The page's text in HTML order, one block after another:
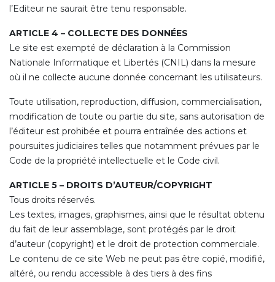
l’Editeur ne saurait être tenu responsable.
ARTICLE 4 – COLLECTE DES DONNÉES
Le site est exempté de déclaration à la Commission
Nationale Informatique et Libertés (CNIL) dans la mesure
où il ne collecte aucune donnée concernant les utilisateurs.
Toute utilisation, reproduction, diffusion, commercialisation,
modification de toute ou partie du site, sans autorisation de
l’éditeur est prohibée et pourra entraînée des actions et
poursuites judiciaires telles que notamment prévues par le
Code de la propriété intellectuelle et le Code civil.
ARTICLE 5 – DROITS D’AUTEUR/COPYRIGHT
Tous droits réservés.
Les textes, images, graphismes, ainsi que le résultat obtenu
du fait de leur assemblage, sont protégés par le droit
d’auteur (copyright) et le droit de protection commerciale.
Le contenu de ce site Web ne peut pas être copié, modifié,
altéré, ou rendu accessible à des tiers à des fins